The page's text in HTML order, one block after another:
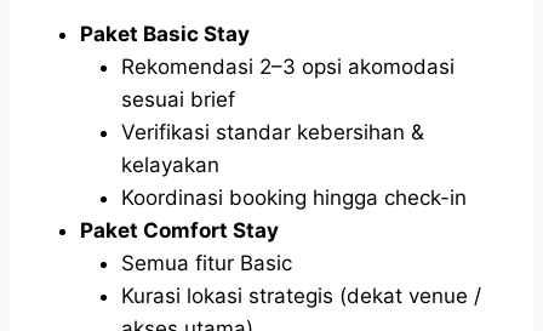
Paket Basic Stay
Rekomendasi 2–3 opsi akomodasi
sesuai brief
Verifikasi standar kebersihan &
kelayakan
Koordinasi booking hingga check-in
Paket Comfort Stay
Semua fitur Basic
Kurasi lokasi strategis (dekat venue /